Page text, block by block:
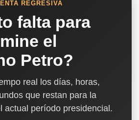
REGRESIVA
falta para
el
Petro?
real los días, horas,
que restan para la
actual período presidencial.